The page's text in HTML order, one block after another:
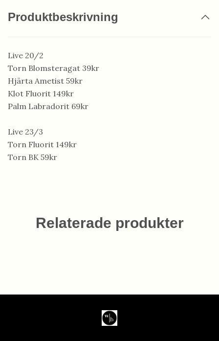
Produktbeskrivning
Live 20/2
Torn Blomsteragat 39kr
Hjärta Ametist 59kr
Klot Fluorit 149kr
Palm Labradorit 69kr
Live 23/3
Torn Fluorit 149kr
Torn BK 59kr
Relaterade produkter